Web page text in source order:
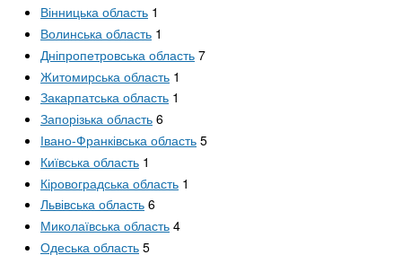
Вінницька область 1
Волинська область 1
Дніпропетровська область 7
Житомирська область 1
Закарпатська область 1
Запорізька область 6
Івано-Франківська область 5
Київська область 1
Кіровоградська область 1
Львівська область 6
Миколаївська область 4
Одеська область 5